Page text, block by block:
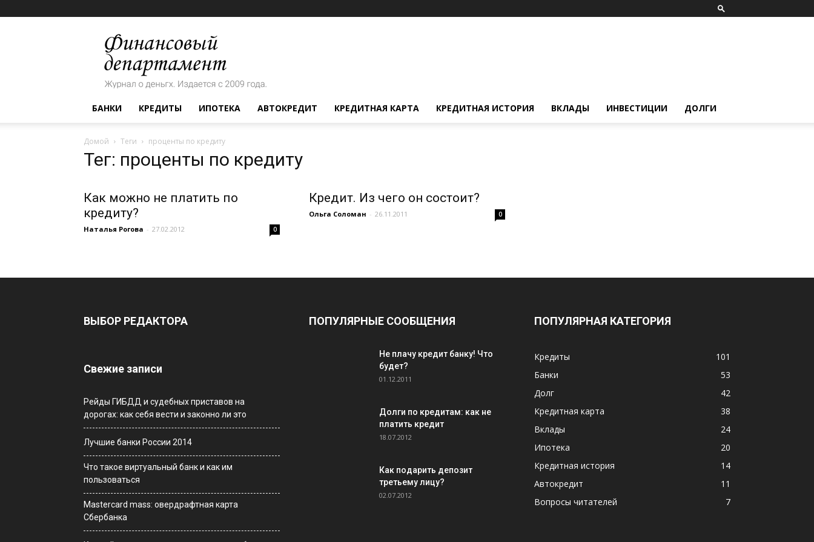
Финансовый
департамент
БАНКИ КРЕДИТЫ ИПОТЕКА АВТОКРЕДИТ КРЕДИТНАЯ КАРТА КРЕДИТНАЯ ИСТОРИЯ ВКЛАДЫ ИНВЕСТИЦИИ ДОЛГИ
Домой Теги проценты по кредиту
Тег: проценты по кредиту
Как можно не платить по
кредиту?
Наталья Рогова - 27.02.2012 0
Кредит. Из чего он состоит?
Ольга Соломан - 26.11.2011 0
ВЫБОР РЕДАКТОРА
Свежие записи
Рейды ГИБДД и судебных приставов на
дорогах: как себя вести и законно ли это
Лучшие банки России 2014
Что такое виртуальный банк и как им
пользоваться
Мastercard mass: овердрафтная карта
Сбербанка
ПОПУЛЯРНЫЕ СООБЩЕНИЯ
Не плачу кредит банку! Что
будет?
01.12.2011
Долги по кредитам: как не
платить кредит
18.07.2012
Как подарить депозит
третьему лицу?
02.07.2012
ПОПУЛЯРНАЯ КАТЕГОРИЯ
Кредиты
101
Банки
53
Долг
42
Кредитная карта
38
Вклады
24
Ипотека
20
Кредитная история
14
Автокредит
11
Вопросы читателей
7